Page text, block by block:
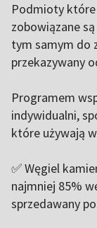
Podmioty które
zobowiązane
tym samym do
przekazywany
Programem
indywidualni,
które używają
✅ Węgiel
najmniej 85%
sprzedawany